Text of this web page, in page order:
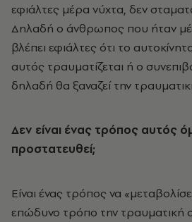
εφιάλτες μέρα νύχτα, δεν
Δηλαδή ο άνθρωπος που ήταν
βλέπει εφιάλτες ότι το
αυτός τραυματίζεται ή ο
δηλαδή θα ξαναζεί την
Δεν είναι ένας τρόπος αυτός
προστατευθεί;
Είναι ένας τρόπος να
επώδυνο τρόπο την τραυματική